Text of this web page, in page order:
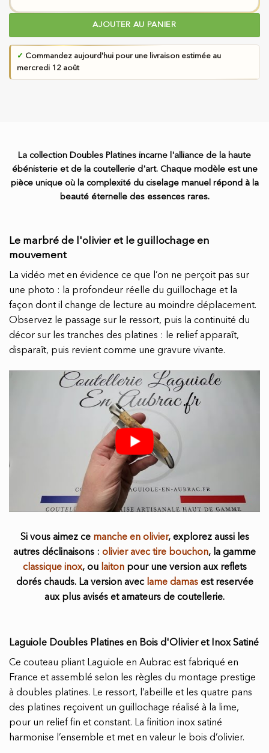
AJOUTER AU PANIER
✓ Commandez aujourd'hui pour une livraison estimée au
mercredi 12 août
La collection Doubles Platines incarne l'alliance de la haute
ébénisterie et de la coutellerie d'art. Chaque modèle est une
pièce unique où la complexité du ciselage manuel répond à la
beauté éternelle des essences rares.
Laguiole Doubles Platines en Bois d'Olivier et Inox Satiné
Ce couteau pliant Laguiole en Aubrac est fabriqué en
France et assemblé selon les règles du montage prestige
à doubles platines. Le ressort, l’abeille et les quatre pans
des platines reçoivent un guillochage réalisé à la lime,
pour un relief fin et constant. La finition inox satiné
harmonise l’ensemble et met en valeur le bois d’olivier.
Le marbré de l'olivier et le guillochage en
mouvement
La vidéo met en évidence ce que l’on ne perçoit pas sur
une photo : la profondeur réelle du guillochage et la
façon dont il change de lecture au moindre déplacement.
Observez le passage sur le ressort, puis la continuité du
décor sur les tranches des platines : le relief apparaît,
disparaît, puis revient comme une gravure vivante.
Si vous aimez ce manche en olivier, explorez aussi les
autres déclinaisons : olivier avec tire bouchon, la gamme
classique inox, ou laitonpour une version aux reflets
dorés chauds. La version avec lame damasest reservée
aux plus avisés et amateurs de coutellerie.